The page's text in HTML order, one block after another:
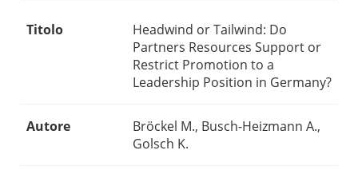
Titolo
Headwind or Tailwind: Do
Partners Resources Support or
Restrict Promotion to a
Leadership Position in Germany?
Autore
Bröckel M., Busch-Heizmann A.,
Golsch K.